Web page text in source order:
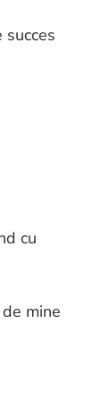
cu
mine